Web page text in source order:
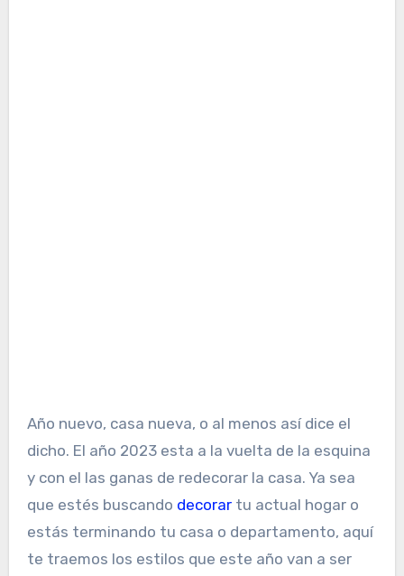
Año nuevo, casa nueva, o al menos así dice el
dicho. El año 2023 esta a la vuelta de la esquina
y con el las ganas de redecorar la casa. Ya sea
que estés buscando decorartu actual hogar o
estás terminando tu casa o departamento, aquí
te traemos los estilos que este año van a ser